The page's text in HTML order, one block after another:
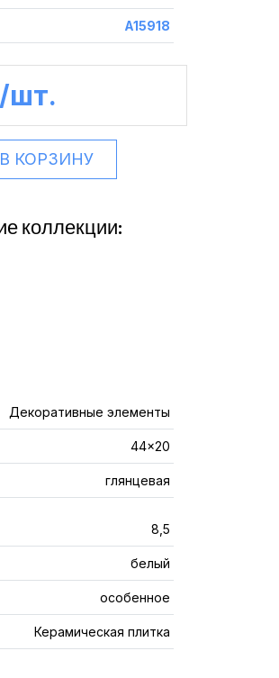
A15918
шт.
В КОРЗИНУ
коллекции:
Декоративные элементы
44x20
глянцевая
8,5
белый
особенное
Керамическая плитка